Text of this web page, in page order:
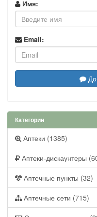
Имя:
Email:
Категории
Аптеки (1385)
Аптеки-дискаунтеры
Аптечные пункты (32)
Аптечные сети (715)